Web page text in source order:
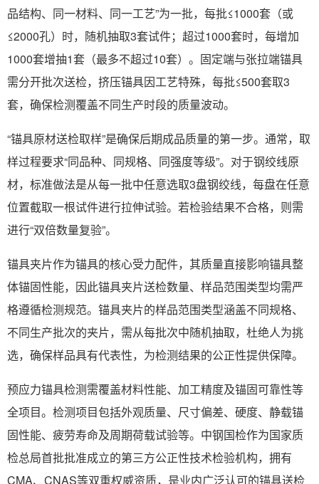
品结构、同一材料、同一工艺”为一批，每批≤1000套（或
≤2000孔）时，随机抽取3套试件；超过1000套时，每增加
1000套增抽1套（最多不超过10套）。固定端与张拉端锚具
需分开批次送检，挤压锚具因工艺特殊，每批≤500套取3
套，确保检测覆盖不同生产时段的质量波动。
“锚具原材送检取样”是确保后期成品质量的第一步。通常，取
样过程要求“同品种、同规格、同强度等级”。对于钢绞线原
材，标准做法是从每一批中任意选取3盘钢绞线，每盘在任意
位置截取一根试件进行拉伸试验。若检验结果不合格，则需
进行“双倍数量复验”。
锚具夹片作为锚具的核心受力配件，其质量直接影响锚具整
体锚固性能，因此锚具夹片送检数量、样品范围类型均需严
格遵循检测规范。锚具夹片的样品范围类型涵盖不同规格、
不同生产批次的夹片，需从每批次中随机抽取，杜绝人为挑
选，确保样品具有代表性，为检测结果的公正性提供保障。
预应力锚具检测需覆盖材料性能、加工精度及锚固可靠性等
全项目。检测项目包括外观质量、尺寸偏差、硬度、静载锚
固性能、疲劳寿命及周期荷载试验等。中钢国检作为国家质
检总局首批批准成立的第三方公正性技术检验机构，拥有
CMA、CNAS等双重权威资质，是业内广泛认可的锚具送检